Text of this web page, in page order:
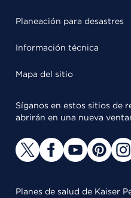
Planeación para desastres
Información técnica
Mapa del sitio
Síganos en estos sitios de
abrirán en una nueva
Planes de salud de Kaiser